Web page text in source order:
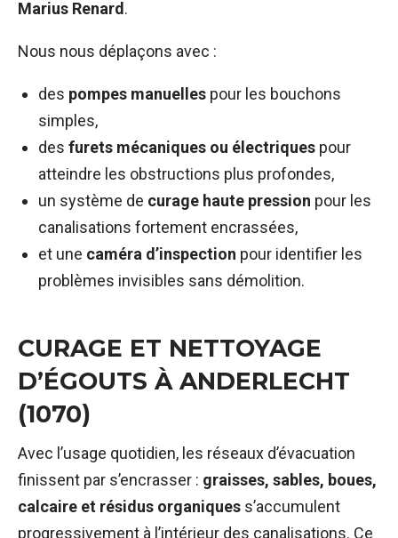
Marius Renard.
Nous nous déplaçons avec :
des pompes manuelles pour les bouchons
simples,
des furets mécaniques ou électriques pour
atteindre les obstructions plus profondes,
un système de curage haute pression pour les
canalisations fortement encrassées,
et une caméra d’inspection pour identifier les
problèmes invisibles sans démolition.
CURAGE ET NETTOYAGE
D’ÉGOUTS À ANDERLECHT
(1070)
Avec l’usage quotidien, les réseaux d’évacuation
finissent par s’encrasser : graisses, sables, boues,
calcaire et résidus organiques s’accumulent
progressivement à l’intérieur des canalisations. Ce